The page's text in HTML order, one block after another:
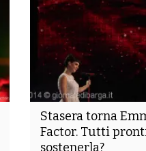
Stasera torna
Factor. Tutti
sostenerla?